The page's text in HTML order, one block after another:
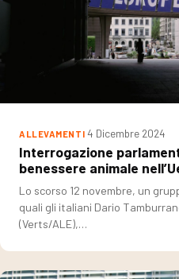
ALLEVAMENTI 4 Dicembre 2024
Interrogazione
benessere animale
Lo scorso 12 novembre, un
quali gli italiani Dario
(Verts/ALE),…